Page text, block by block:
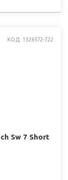
КОД: 1326572-722
Sw 7 Short